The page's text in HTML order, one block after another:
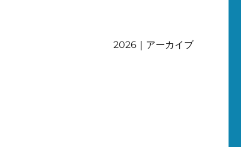
2026｜アーカイブ